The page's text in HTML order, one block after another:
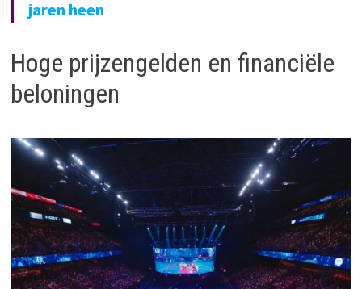
jaren heen
Hoge prijzengelden en financiële
beloningen